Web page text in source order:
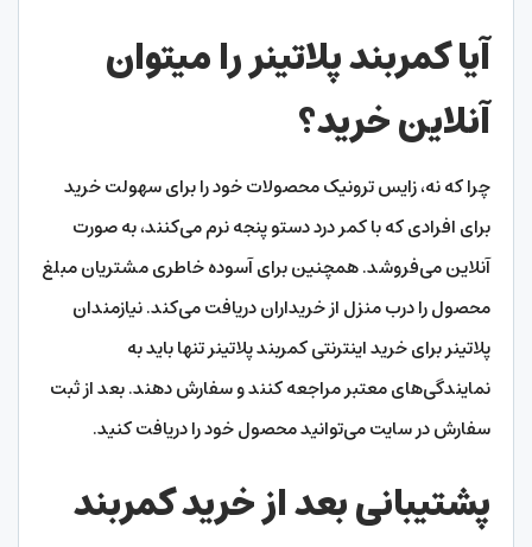
آیا کمربند پلاتینر را میتوان
آنلاین خرید؟
چرا که نه، زایس ترونیک محصولات خود را برای سهولت خرید
برای افرادی که با کمر درد دستو پنجه نرم می‌کنند، به صورت
آنلاین می‌فروشد. همچنین برای آسوده خاطری مشتریان مبلغ
محصول را درب منزل از خریداران دریافت می‌کند. نیازمندان
پلاتینر برای خرید اینترنتی کمربند پلاتینر تنها باید به
نمایندگی‌های معتبر مراجعه کنند و سفارش دهند. بعد از ثبت
سفارش در سایت می‌توانید محصول خود را دریافت کنید.
پشتیبانی بعد از خرید کمربند